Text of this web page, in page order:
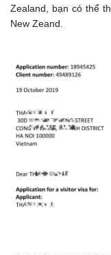
Zealand, bạn có thể
New Zeand.